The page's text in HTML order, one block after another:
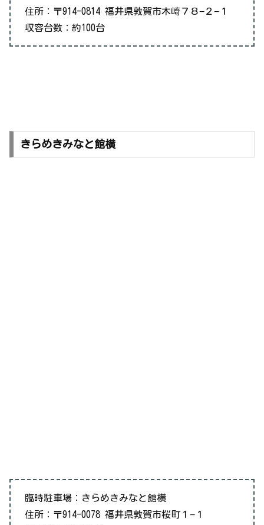
住所：〒914-0814 福井県敦賀市木崎７８−２−１
収容台数：約100台
きらめきみなと館横
臨時駐車場：きらめきみなと館横
住所：〒914-0078 福井県敦賀市桜町１−１